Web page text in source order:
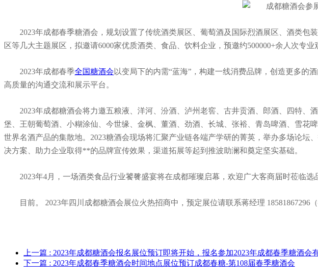
2023年成都春季糖酒会，规划设置了传统酒类展区、葡萄酒及国际烈酒展区、酒类
区等几大主题展区，拟邀请6000家优质酒类、食品、饮料企业，预邀约500000+余人次专业
2023年成都春季全国糖酒会 以变局下的内需“蓝海”，构建一线消费品牌，创造更多的
高质量的沟通交流和展示平台。
2023年成都糖酒会将力邀五粮液、洋河、汾酒、泸州老窖、古井贡酒、郎酒、四特、
堡、王朝葡萄酒、小糊涂仙、今世缘、金枫、董酒、劲酒、长城、张裕、青岛啤酒、雪花
世界名酒产品的集散地。2023糖酒会现场将汇聚产业链各端产学研的菁英，举办多场论
决方案、助力企业取得**的品牌宣传效果，渠道拓展等起到推波助澜和奠定坚实基础。
2023年4月，一场酒类食品行业饕餮盛宴将在成都璀璨启幕，欢迎广大客商届时莅临选
目前。 2023年四川成都糖酒会展位火热招商中，预定展位请联系蒋经理 18581867296（
上一篇 : 2023年成都糖酒会报名展位预订即将开始，报名参加2023年成都春季糖酒会
下一篇 : 2023年成都春季糖酒会时间地点展位预订成都春糖-第108届春季糖酒会